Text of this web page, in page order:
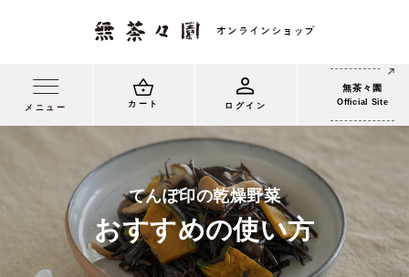
メニュー カート ログイン
無茶々園
Official Site
てんぽ印の乾燥野菜
おすすめの使い方